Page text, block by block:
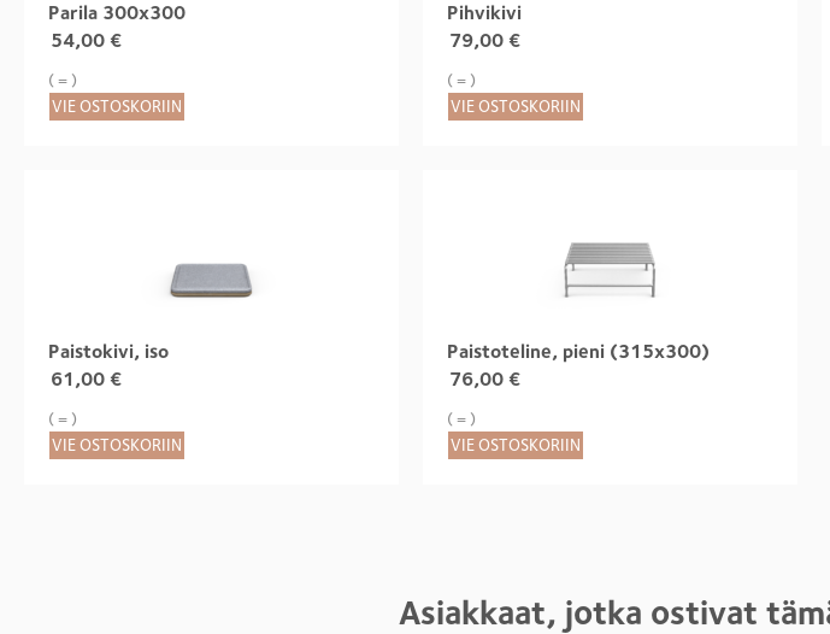
Parila 300x300
54,00 €
( = )
VIE OSTOSKORIIN
Pihvikivi
79,00 €
( = )
VIE OSTOSKORIIN
Paistokivi, iso
61,00 €
( = )
VIE OSTOSKORIIN
Paistoteline, pieni (315x300)
76,00 €
( = )
VIE OSTOSKORIIN
Asiakkaat, jotka ostivat